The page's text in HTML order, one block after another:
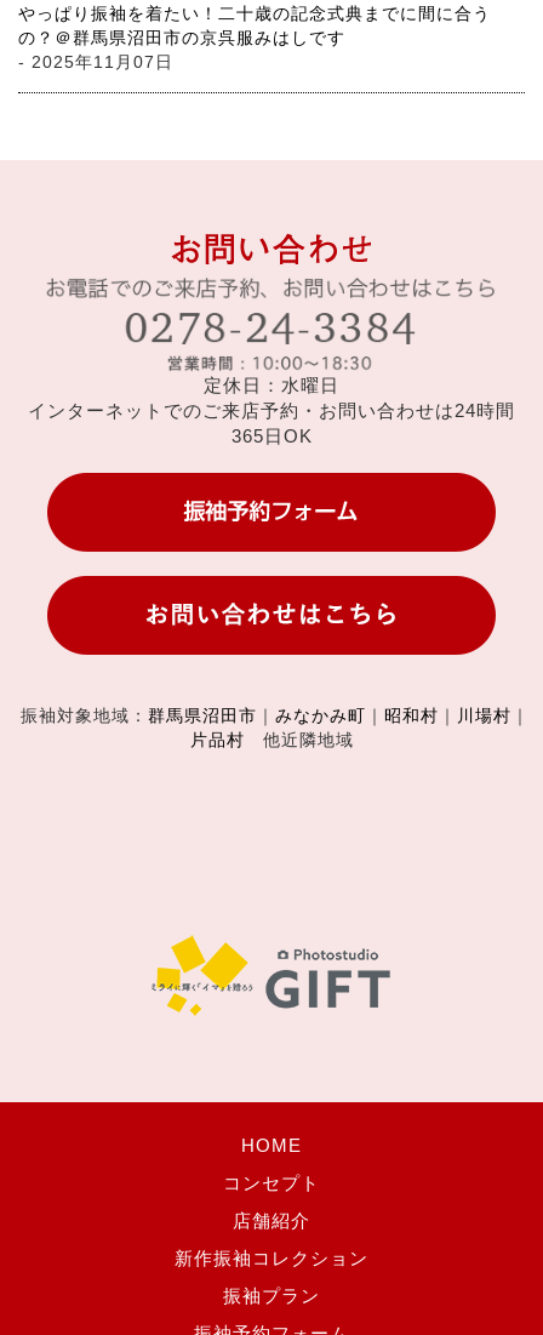
やっぱり振袖を着たい！二十歳の記念式典までに間に合う
の？＠群馬県沼田市の京呉服みはしです
- 2025年11月07日
定休日：水曜日
インターネットでのご来店予約・お問い合わせは24時間
365日OK
振袖対象地域： 群馬県沼田市 ｜ みなかみ町 ｜ 昭和村 ｜ 川場村 ｜
片品村 他近隣地域
HOME
コンセプト
店舗紹介
新作振袖コレクション
振袖プラン